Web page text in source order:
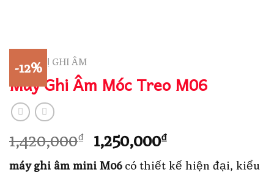
-12%
THIẾT BỊ GHI ÂM
Máy Ghi Âm Móc Treo M06
1,420,000₫
Giá
gốc
1,250,000₫
hiện
máy ghi âm mini M06 có thiết kế hiện đại, kiểu